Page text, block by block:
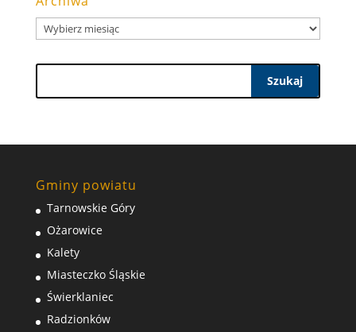
Archiwa
Szukaj
Gminy powiatu
Tarnowskie Góry
Ożarowice
Kalety
Miasteczko Śląskie
Świerklaniec
Radzionków